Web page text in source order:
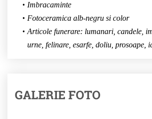
Imbracaminte
Fotoceramica alb-negru si color
Articole funerare: lumanari, candele,
urne, felinare, esarfe, doliu, prosoape,
GALERIE FOTO